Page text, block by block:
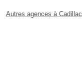
Autres agences à